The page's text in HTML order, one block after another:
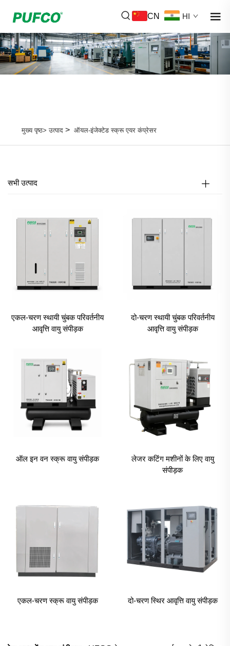
CN HI
मुख्य पृष्ठ> उत्पाद> ऑयल-इंजेक्टेड स्क्रू एयर कंप्रेसर
सभी उत्पाद
एकल-चरण स्थायी चुंबक परिवर्तनीय
आवृत्ति वायु संपीड़क
दो-चरण स्थायी चुंबक परिवर्तनीय
आवृत्ति वायु संपीड़क
ऑल इन वन स्क्रू वायु संपीड़क
लेजर कटिंग मशीनों के लिए वायु
संपीड़क
एकल-चरण स्क्रू वायु संपीड़क दो-चरण स्थिर आवृत्ति वायु संपीड़क